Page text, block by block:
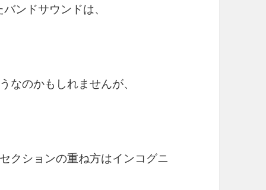
ンドサウンドは、
なのかもしれませんが、
クションの重ね方はインコグニ